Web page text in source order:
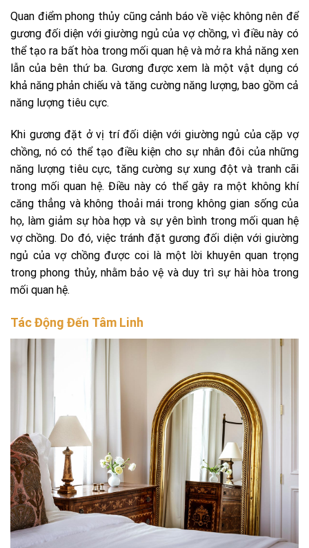
Quan điểm phong thủy cũng cảnh báo về việc không nên để
gương đối diện với giường ngủ của vợ chồng, vì điều này có
thể tạo ra bất hòa trong mối quan hệ và mở ra khả năng xen
lẫn của bên thứ ba. Gương được xem là một vật dụng có
khả năng phản chiếu và tăng cường năng lượng, bao gồm cả
năng lượng tiêu cực.
Khi gương đặt ở vị trí đối diện với giường ngủ của cặp vợ
chồng, nó có thể tạo điều kiện cho sự nhân đôi của những
năng lượng tiêu cực, tăng cường sự xung đột và tranh cãi
trong mối quan hệ. Điều này có thể gây ra một không khí
căng thẳng và không thoải mái trong không gian sống của
họ, làm giảm sự hòa hợp và sự yên bình trong mối quan hệ
vợ chồng. Do đó, việc tránh đặt gương đối diện với giường
ngủ của vợ chồng được coi là một lời khuyên quan trọng
trong phong thủy, nhằm bảo vệ và duy trì sự hài hòa trong
mối quan hệ.
Tác Động Đến Tâm Linh